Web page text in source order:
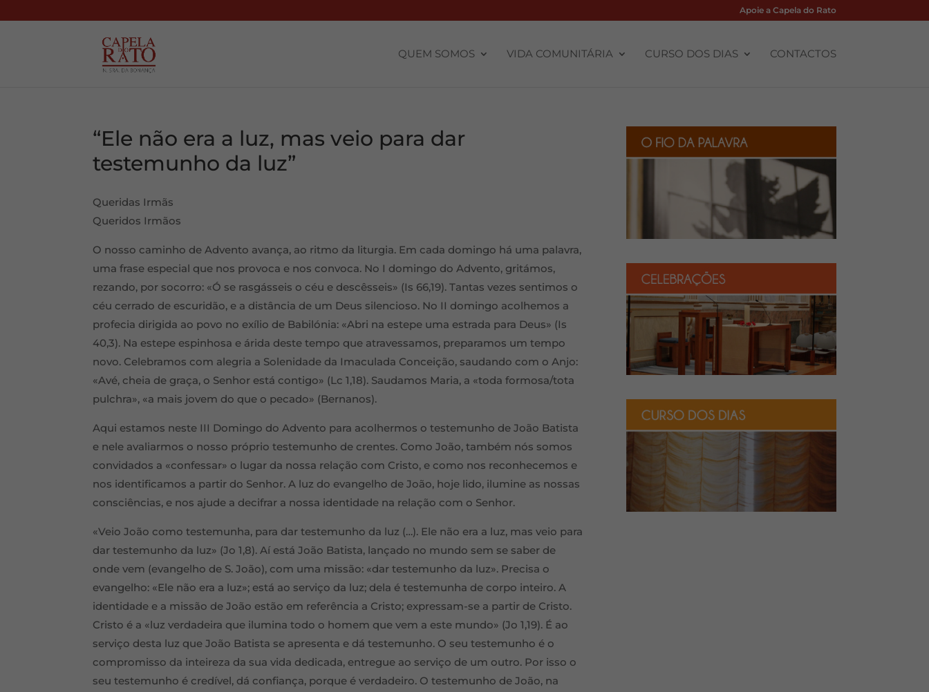
Apoie a Capela do Rato
QUEM SOMOS VIDA COMUNITÁRIA CURSO DOS DIAS CONTACTOS
“Ele não era a luz, mas veio para dar
testemunho da luz”
Queridas Irmãs
Queridos Irmãos
O nosso caminho de Advento avança, ao ritmo da liturgia. Em cada domingo há uma palavra,
uma frase especial que nos provoca e nos convoca. No I domingo do Advento, gritámos,
rezando, por socorro: «Ó se rasgásseis o céu e descêsseis» (Is 66,19). Tantas vezes sentimos o
céu cerrado de escuridão, e a distância de um Deus silencioso. No II domingo acolhemos a
profecia dirigida ao povo no exílio de Babilónia: «Abri na estepe uma estrada para Deus» (Is
40,3). Na estepe espinhosa e árida deste tempo que atravessamos, preparamos um tempo
novo. Celebramos com alegria a Solenidade da Imaculada Conceição, saudando com o Anjo:
«Avé, cheia de graça, o Senhor está contigo» (Lc 1,18). Saudamos Maria, a «toda formosa/tota
pulchra», «a mais jovem do que o pecado» (Bernanos).
Aqui estamos neste III Domingo do Advento para acolhermos o testemunho de João Batista
e nele avaliarmos o nosso próprio testemunho de crentes. Como João, também nós somos
convidados a «confessar» o lugar da nossa relação com Cristo, e como nos reconhecemos e
nos identificamos a partir do Senhor. A luz do evangelho de João, hoje lido, ilumine as nossas
consciências, e nos ajude a decifrar a nossa identidade na relação com o Senhor.
«Veio João como testemunha, para dar testemunho da luz (…). Ele não era a luz, mas veio para
dar testemunho da luz» (Jo 1,8). Aí está João Batista, lançado no mundo sem se saber de
onde vem (evangelho de S. João), com uma missão: «dar testemunho da luz». Precisa o
evangelho: «Ele não era a luz»; está ao serviço da luz; dela é testemunha de corpo inteiro. A
identidade e a missão de João estão em referência a Cristo; expressam-se a partir de Cristo.
Cristo é a «luz verdadeira que ilumina todo o homem que vem a este mundo» (Jo 1,19). É ao
serviço desta luz que João Batista se apresenta e dá testemunho. O seu testemunho é o
compromisso da inteireza da sua vida dedicada, entregue ao serviço de um outro. Por isso o
seu testemunho é credível, dá confiança, porque é verdadeiro. O testemunho de João, na